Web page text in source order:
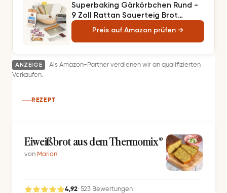
Superbaking Gärkörbchen Rund -
9 Zoll Rattan Sauerteig Brot
Gärkorb - 9-Teiliges Komplettes
Sauerteig Starter Set Brotkö
Preis auf Amazon prüfen →
ANZEIGE
Als Amazon-Partner verdienen wir an qualifizierten
Verkäufen.
REZEPT
Eiweißbrot aus dem Thermomix®
von Marion
4,92· 523 Bewertungen